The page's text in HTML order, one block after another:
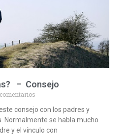
– Consejo
consejo con los padres y
Normalmente se habla mucho
y el vínculo con